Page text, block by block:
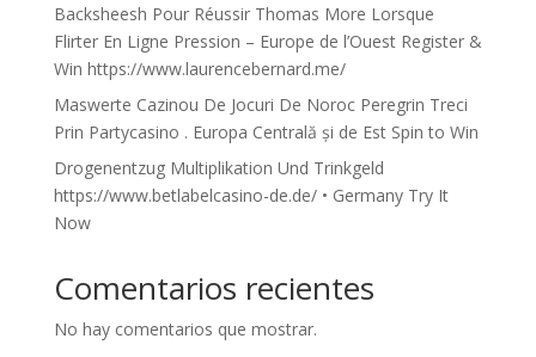
Backsheesh Pour Réussir Thomas More Lorsque
Flirter En Ligne Pression – Europe de l’Ouest Register &
Win https://www.laurencebernard.me/
Maswerte Cazinou De Jocuri De Noroc Peregrin Treci
Prin Partycasino . Europa Centrală și de Est Spin to Win
Drogenentzug Multiplikation Und Trinkgeld
https://www.betlabelcasino-de.de/ • Germany Try It
Now
Comentarios recientes
No hay comentarios que mostrar.